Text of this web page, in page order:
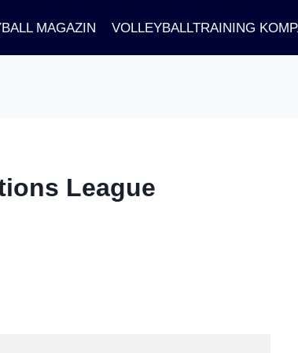
MAGAZIN VOLLEYBALLTRAINING
League